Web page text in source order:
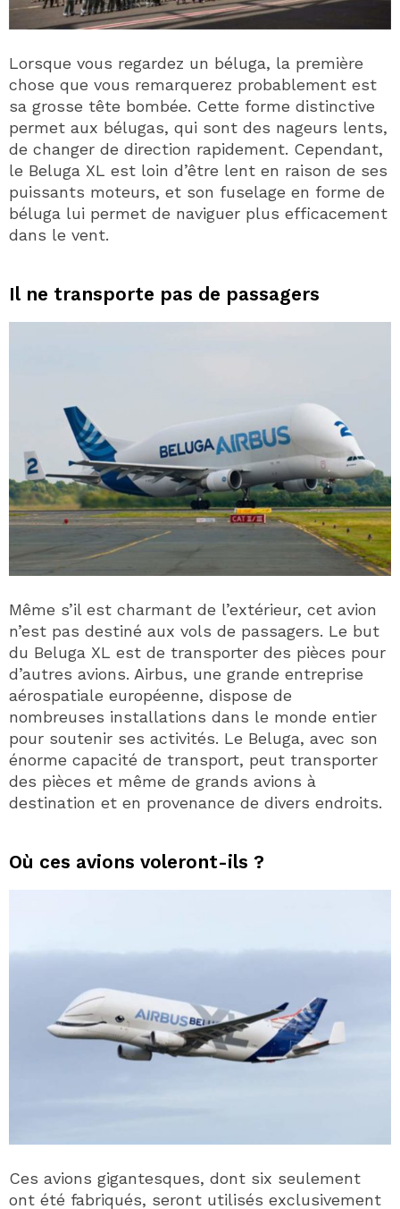
Lorsque vous regardez un béluga, la première
chose que vous remarquerez probablement est
sa grosse tête bombée. Cette forme distinctive
permet aux bélugas, qui sont des nageurs lents,
de changer de direction rapidement. Cependant,
le Beluga XL est loin d’être lent en raison de ses
puissants moteurs, et son fuselage en forme de
béluga lui permet de naviguer plus efficacement
dans le vent.
Il ne transporte pas de passagers
Même s’il est charmant de l’extérieur, cet avion
n’est pas destiné aux vols de passagers. Le but
du Beluga XL est de transporter des pièces pour
d’autres avions. Airbus, une grande entreprise
aérospatiale européenne, dispose de
nombreuses installations dans le monde entier
pour soutenir ses activités. Le Beluga, avec son
énorme capacité de transport, peut transporter
des pièces et même de grands avions à
destination et en provenance de divers endroits.
Où ces avions voleront-ils ?
Ces avions gigantesques, dont six seulement
ont été fabriqués, seront utilisés exclusivement